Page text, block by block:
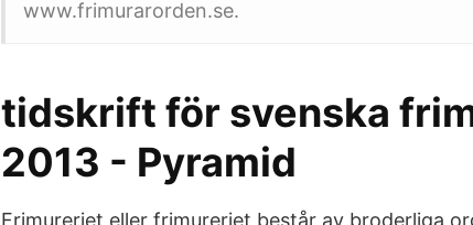
www.frimurarorden.se.
tidskrift för svenska
2013 - Pyramid
Frimureriet eller frimureriet består av broderliga